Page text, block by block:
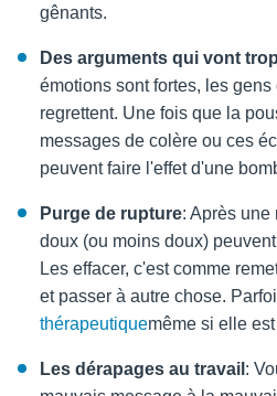
gênants.
Des arguments qui vont
émotions sont fortes, les
regrettent. Une fois que la
messages de colère ou ces
peuvent faire l'effet d'une
Purge de rupture: Après une
doux (ou moins doux)
Les effacer, c'est comme
et passer à autre chose.
thérapeutiquemême si elle
Les dérapages au travail :